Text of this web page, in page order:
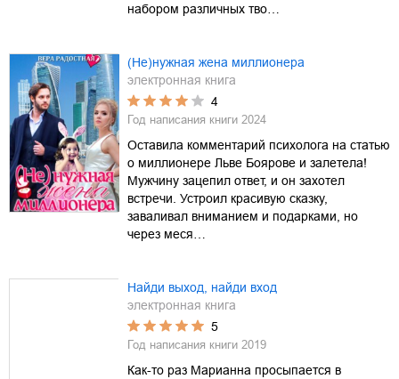
набором различных тво…
(Не)нужная жена миллионера
электронная книга
4
Год написания книги 2024
Оставила комментарий психолога на статью
о миллионере Льве Боярове и залетела!
Мужчину зацепил ответ, и он захотел
встречи. Устроил красивую сказку,
заваливал вниманием и подарками, но
через меся…
Найди выход, найди вход
электронная книга
5
Год написания книги 2019
Как-то раз Марианна просыпается в